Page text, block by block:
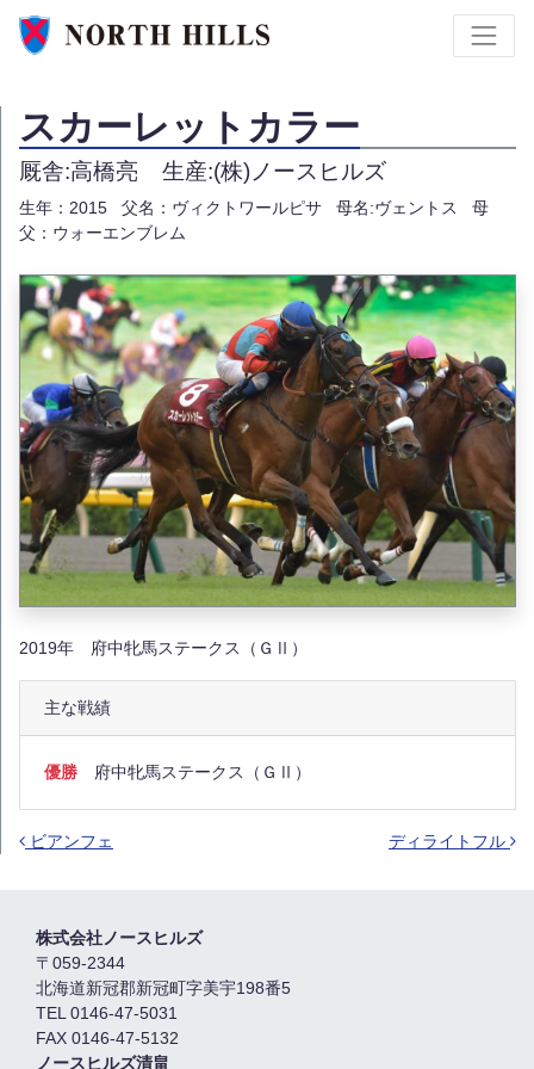
スカーレットカラー
厩舎:高橋亮 生産:(株)ノースヒルズ
生年：2015 父名：ヴィクトワールピサ 母名:ヴェントス
母
父：ウォーエンブレム
2019年 府中牝馬ステークス（ＧⅡ）
主な戦績
優勝 府中牝馬ステークス（ＧⅡ）
ビアンフェ ディライトフル
株式会社ノースヒルズ
〒059-2344
北海道新冠郡新冠町字美宇198番5
TEL 0146-47-5031
FAX 0146-47-5132
ノースヒルズ清畠